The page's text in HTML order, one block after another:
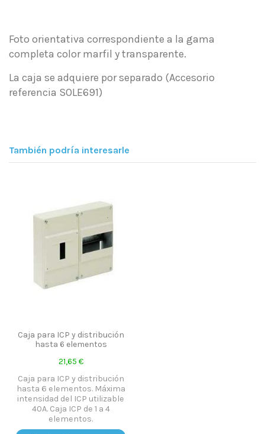
Foto orientativa correspondiente a la gama
completa color marfil y transparente.
La caja se adquiere por separado (Accesorio
referencia SOLE691)
También podría interesarle
Caja para ICP y distribución
hasta 6 elementos
21,65 €
Caja para ICP y distribución
hasta 6 elementos. Máxima
intensidad del ICP utilizable
40A. Caja ICP de 1 a 4
elementos.